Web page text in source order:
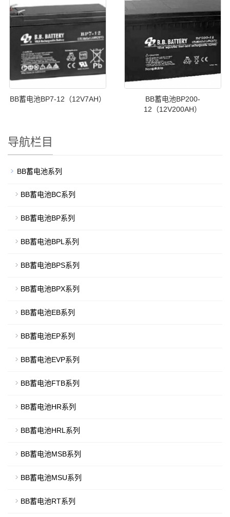
BB蓄电池BP7-12（12V7AH）
BB蓄电池BP200-
12（12V200AH）
导航栏目
BB蓄电池系列
BB蓄电池BC系列
BB蓄电池BP系列
BB蓄电池BPL系列
BB蓄电池BPS系列
BB蓄电池BPX系列
BB蓄电池EB系列
BB蓄电池EP系列
BB蓄电池EVP系列
BB蓄电池FTB系列
BB蓄电池HR系列
BB蓄电池HRL系列
BB蓄电池MSB系列
BB蓄电池MSU系列
BB蓄电池RT系列